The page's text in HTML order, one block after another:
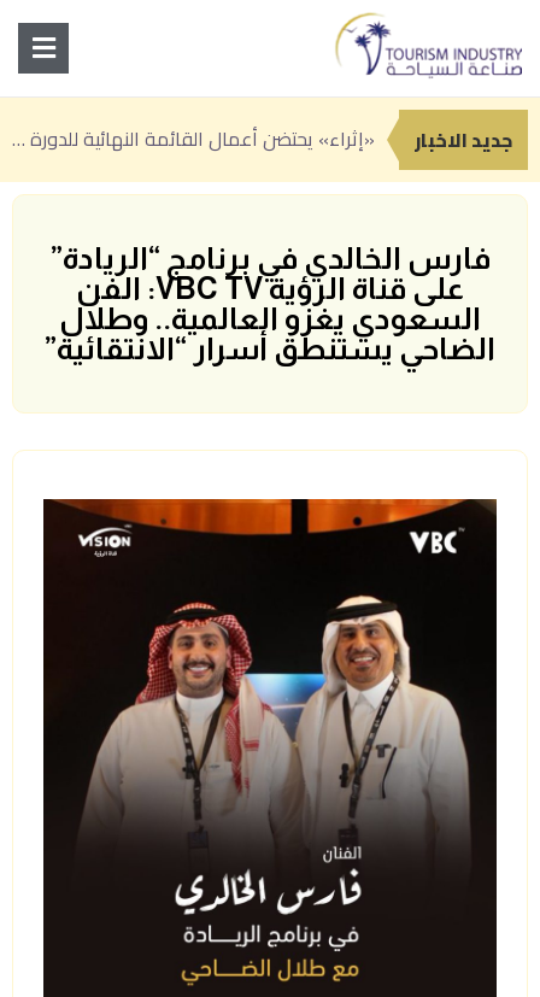
جديد الاخبار «بوتيك» جدة تعزز حضورها السياحي بباقة من التجارب الصيفية بين المغامرة والترفيه والفنانطلاق النسخة الثانية من «سوق رغدان التاريخي» ضمن فعاليات صيف الباحة 2026
فارس الخالدي في برنامج “الريادة”
على قناة الرؤية VBC TV: الفن
السعودي يغزو العالمية.. وطلال
الضاحي يستنطق أسرار “الانتقائية”